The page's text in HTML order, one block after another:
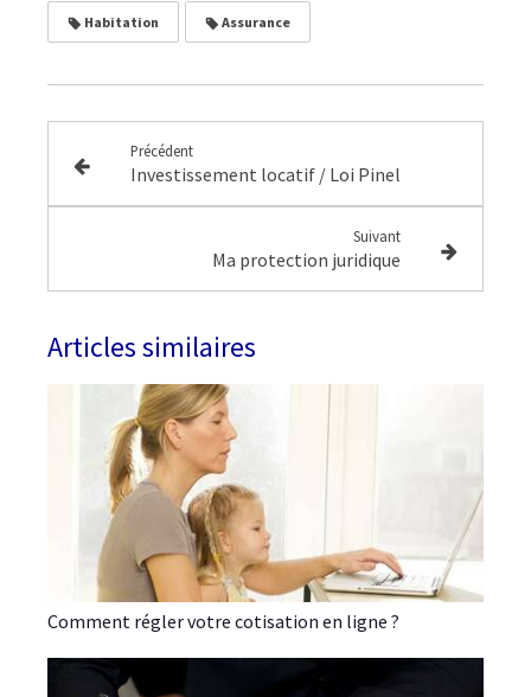
Habitation Assurance
Précédent
Investissement locatif / Loi Pinel
Suivant
Ma protection juridique
Articles similaires
Comment régler votre cotisation en ligne ?